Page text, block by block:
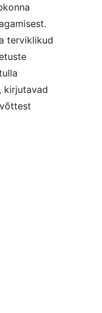
terviklikud
kirjutavad